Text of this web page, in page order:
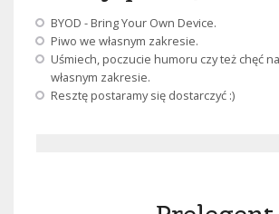
BYOD - Bring Your Own Device.
Piwo we własnym zakresie.
Uśmiech, poczucie humoru czy też chęć
własnym zakresie.
Resztę postaramy się dostarczyć :)